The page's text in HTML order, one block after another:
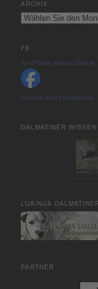
ARCHIV
Archiv
FB
Axel Oder Andrea Schoe
Erstelle dein Profilbanner
DALMATINER
LUA/NUA
PARTNER